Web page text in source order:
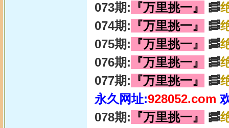
073期: 『万里挑一』 🥓
074期: 『万里挑一』 🥓
075期: 『万里挑一』 🥓
076期: 『万里挑一』 🥓
077期: 『万里挑一』 🥓
永久网址:928052.com
078期: 『万里挑一』 🥓